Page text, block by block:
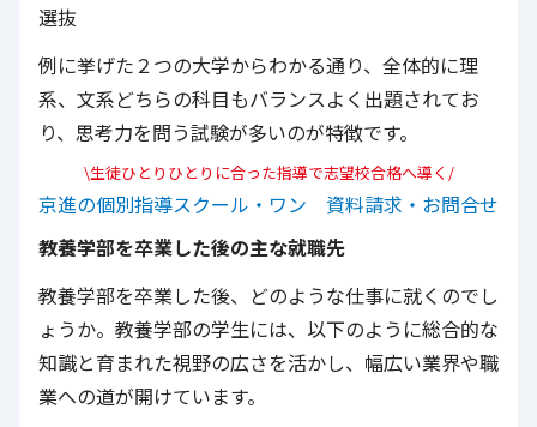
選抜
例に挙げた２つの大学からわかる通り、全体的に理
系、文系どちらの科目もバランスよく出題されてお
り、思考力を問う試験が多いのが特徴です。
\生徒ひとりひとりに合った指導で志望校合格へ導く/
京進の個別指導スクール・ワン 資料請求・お問合せ
教養学部を卒業した後の主な就職先
教養学部を卒業した後、どのような仕事に就くのでし
ょうか。教養学部の学生には、以下のように総合的な
知識と育まれた視野の広さを活かし、幅広い業界や職
業への道が開けています。